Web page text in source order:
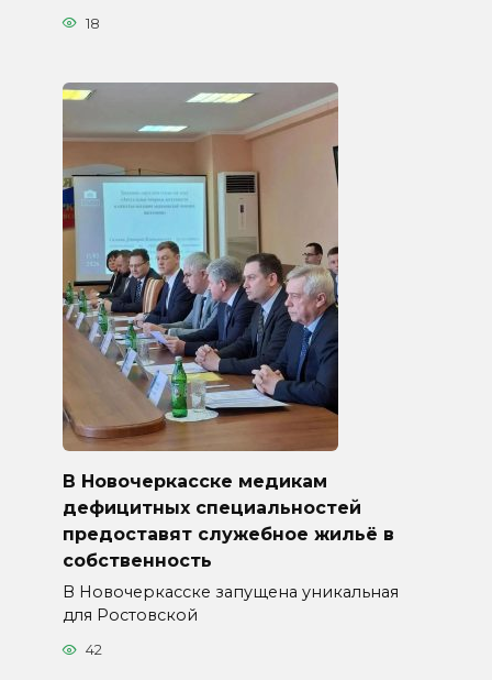
18
В Новочеркасске медикам
дефицитных специальностей
предоставят служебное жильё в
собственность
В Новочеркасске запущена уникальная
для Ростовской
42